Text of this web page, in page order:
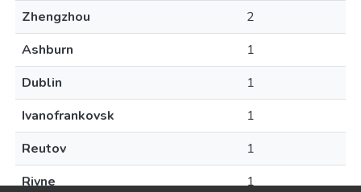
Zhengzhou
2
Ashburn
1
Dublin
1
Ivanofrankovsk
1
Reutov
1
Rivne
1